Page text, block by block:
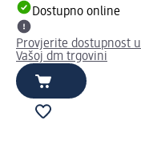
Dostupno online
Provjerite dostupnost u
Vašoj dm trgovini